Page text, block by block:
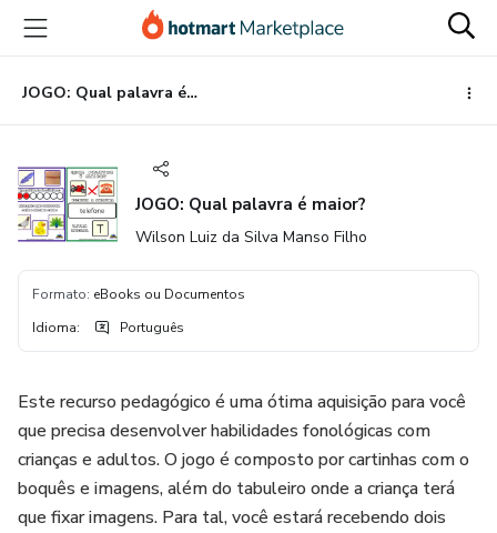
para
conteúdo
principal
para
pagamento
para
rodapé
JOGO: Qual palavra é maior?
JOGO: Qual palavra é maior?
Wilson Luiz da Silva Manso Filho
Formato: eBooks ou Documentos
Idioma: Português
Este recurso pedagógico é uma ótima aquisição para você
que precisa desenvolver habilidades fonológicas com
crianças e adultos. O jogo é composto por cartinhas com o
boquês e imagens, além do tabuleiro onde a criança terá
que fixar imagens. Para tal, você estará recebendo dois